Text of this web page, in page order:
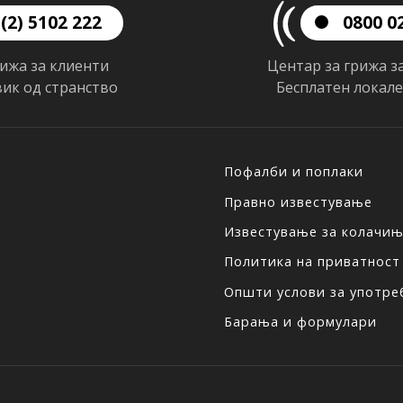
5102 222
за клиенти
од странство
0800
Центар за грижа
Бесплатен
Пофалби и поплаки
Правно известување
Известување за
Политика на приватност
Општи услови за
Барања и формулари